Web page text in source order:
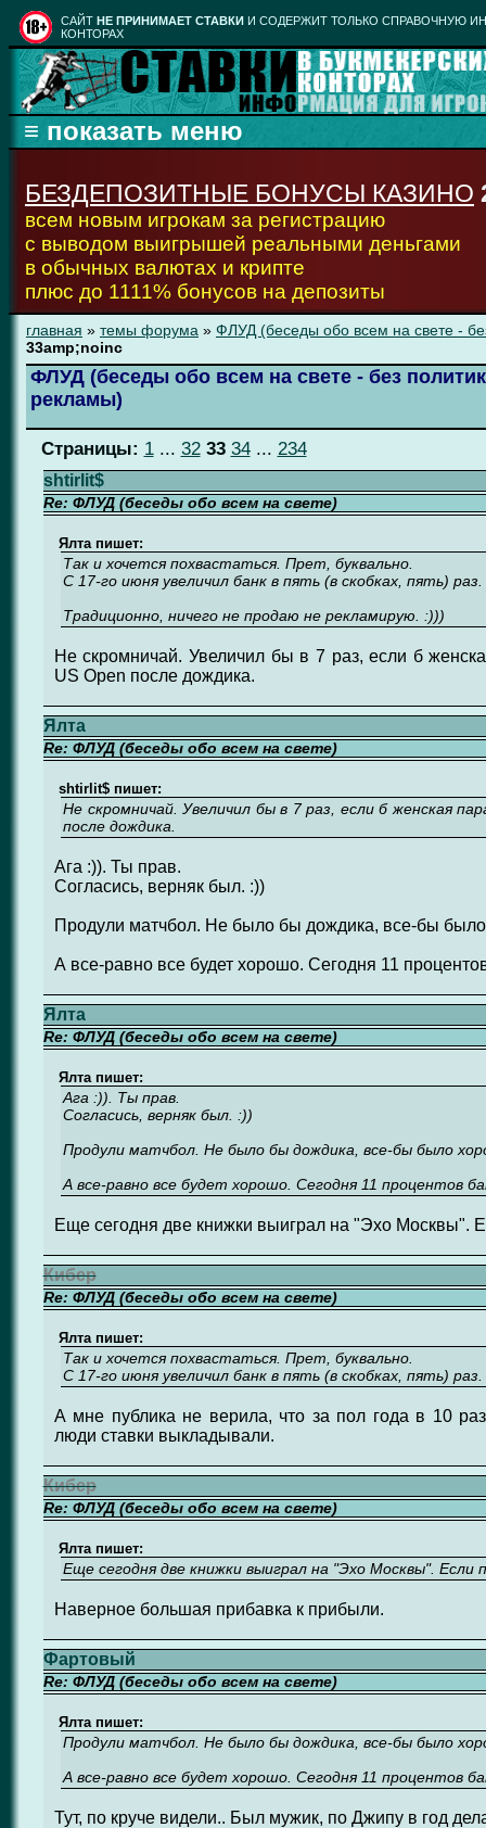
CАЙТ НЕ ПРИНИМАЕТ СТАВКИ И СОДЕРЖИТ ТОЛЬКО СПРАВОЧНУЮ
КОНТОРАХ
БЕЗДЕПОЗИТНЫЕ БОНУСЫ КАЗИНО
всем новым игрокам за регистрацию
с выводом выигрышей реальными деньгами
в обычных валютах и крипте
плюс до 1111% бонусов на депозиты
главная » темы форума » ФЛУД (беседы обо всем на свете -
33amp;noinc
ФЛУД (беседы обо всем на свете - без
рекламы)
Страницы: 1... 32 33 34... 234
shtirlit$
Re: ФЛУД (беседы обо всем на свете)
Ялта пишет:
Так и хочется похвастаться. Прет, буквально.
С 17-го июня увеличил банк в пять (в скобках, пять) раз.
Традиционно, ничего не продаю не рекламирую. :)))
Не скромничай. Увеличил бы в 7 раз, если б
US Open после дождика.
Ялта
Re: ФЛУД (беседы обо всем на свете)
shtirlit$ пишет:
Не скромничай. Увеличил бы в 7 раз, если б женская
после дождика.
Ага :)). Ты прав.
Согласись, верняк был. :))
Продули матчбол. Не было бы дождика, все-бы
А все-равно все будет хорошо. Сегодня 11
Ялта
Re: ФЛУД (беседы обо всем на свете)
Ялта пишет:
Ага :)). Ты прав.
Согласись, верняк был. :))
Продули матчбол. Не было бы дождика, все-бы было
А все-равно все будет хорошо. Сегодня 11 процентов
Еще сегодня две книжки выиграл на "Эхо Москвы".
Кибер
Re: ФЛУД (беседы обо всем на свете)
Ялта пишет:
Так и хочется похвастаться. Прет, буквально.
С 17-го июня увеличил банк в пять (в скобках, пять) раз.
А мне публика не верила, что за пол года в 10
люди ставки выкладывали.
Кибер
Re: ФЛУД (беседы обо всем на свете)
Ялта пишет:
Еще сегодня две книжки выиграл на "Эхо Москвы".
Наверное большая прибавка к прибыли.
Фартовый
Re: ФЛУД (беседы обо всем на свете)
Ялта пишет:
Продули матчбол. Не было бы дождика, все-бы было
А все-равно все будет хорошо. Сегодня 11 процентов
Тут, по круче видели.. Был мужик, по Джипу в год